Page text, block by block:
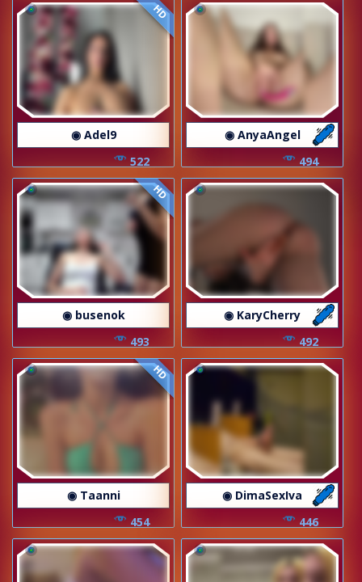
HD
◉ Adel9
522
◉ AnyaAngel
494
HD
◉ busenok
493
◉ KaryCherry
492
HD
◉ Taanni
454
◉ DimaSexIva
446